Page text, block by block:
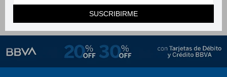
SUSCRIBIRME